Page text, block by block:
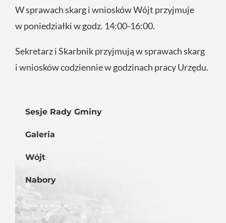
W sprawach skarg i wniosków Wójt przyjmuje
w poniedziałki w godz. 14:00-16:00.
Sekretarz i Skarbnik przyjmują w sprawach skarg
i wniosków codziennie w godzinach pracy Urzędu.
Sesje Rady Gminy
Galeria
Wójt
Nabory